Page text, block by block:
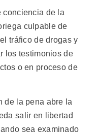
conciencia de la
culpable de
tráfico de drogas y
los testimonios de
o en proceso de
de la pena abre la
salir en libertad
sea examinado